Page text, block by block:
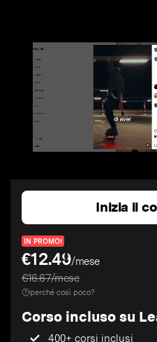
Inizia il
IN PROMO!
€12.49/mese
€16.67/mese
perché così poco?
Corso incluso su
400+ corsi inclusi